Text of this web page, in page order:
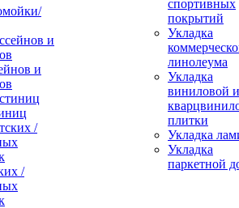
и
/
спортивных
покрытий
Укладка
линолеума
Укладка
виниловой и
плитки
Укладка
Укладка
паркетной